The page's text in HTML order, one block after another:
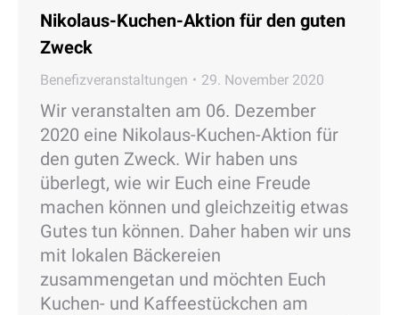
Nikolaus-Kuchen-Aktion für den guten
Zweck
Benefizveranstaltungen 29. November 2020
Wir veranstalten am 06. Dezember
2020 eine Nikolaus-Kuchen-Aktion für
den guten Zweck. Wir haben uns
überlegt, wie wir Euch eine Freude
machen können und gleichzeitig etwas
Gutes tun können. Daher haben wir uns
mit lokalen Bäckereien
zusammengetan und möchten Euch
Kuchen- und Kaffeestückchen am